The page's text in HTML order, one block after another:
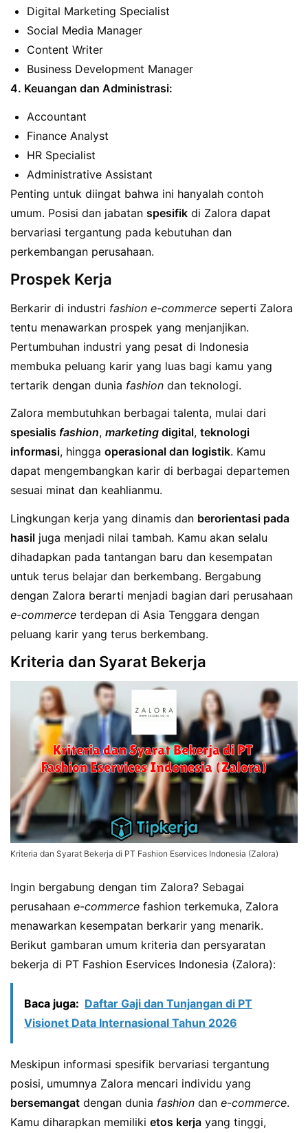
Digital Marketing Specialist
Social Media Manager
Content Writer
Business Development Manager
4. Keuangan dan Administrasi:
Accountant
Finance Analyst
HR Specialist
Administrative Assistant
Penting untuk diingat bahwa ini hanyalah contoh
umum. Posisi dan jabatan spesifik di Zalora dapat
bervariasi tergantung pada kebutuhan dan
perkembangan perusahaan.
Prospek Kerja
Berkarir di industri fashion e-commerce seperti Zalora
tentu menawarkan prospek yang menjanjikan.
Pertumbuhan industri yang pesat di Indonesia
membuka peluang karir yang luas bagi kamu yang
tertarik dengan dunia fashion dan teknologi.
Zalora membutuhkan berbagai talenta, mulai dari
spesialis fashion, marketing digital, teknologi
informasi, hingga operasional dan logistik. Kamu
dapat mengembangkan karir di berbagai departemen
sesuai minat dan keahlianmu.
Lingkungan kerja yang dinamis dan berorientasi pada
hasil juga menjadi nilai tambah. Kamu akan selalu
dihadapkan pada tantangan baru dan kesempatan
untuk terus belajar dan berkembang. Bergabung
dengan Zalora berarti menjadi bagian dari perusahaan
e-commerce terdepan di Asia Tenggara dengan
peluang karir yang terus berkembang.
Kriteria dan Syarat Bekerja
Kriteria dan Syarat Bekerja di PT Fashion Eservices Indonesia (Zalora)
Ingin bergabung dengan tim Zalora? Sebagai
perusahaan e-commerce fashion terkemuka, Zalora
menawarkan kesempatan berkarir yang menarik.
Berikut gambaran umum kriteria dan persyaratan
bekerja di PT Fashion Eservices Indonesia (Zalora):
Baca juga: Daftar Gaji dan Tunjangan di PT
Visionet Data Internasional Tahun 2026
Meskipun informasi spesifik bervariasi tergantung
posisi, umumnya Zalora mencari individu yang
bersemangat dengan dunia fashion dan e-commerce.
Kamu diharapkan memiliki etos kerja yang tinggi,